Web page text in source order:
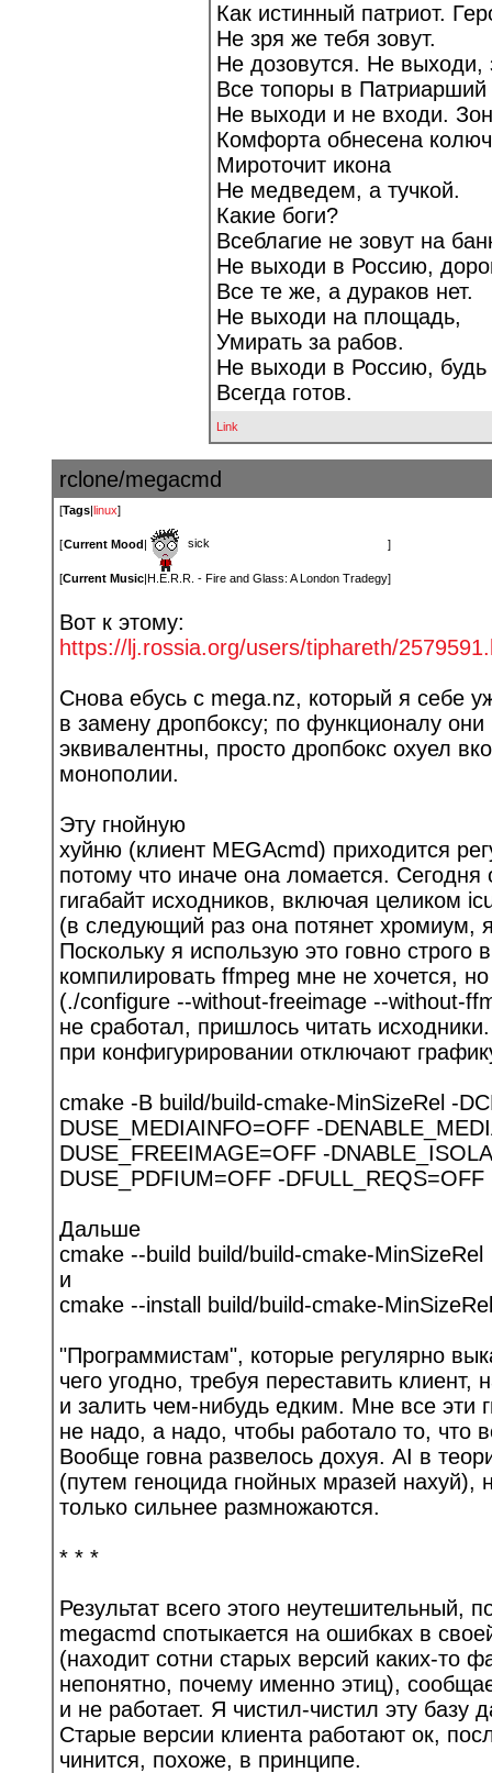
Как истинный патриот.
Не зря же тебя зовут.
Не дозовутся. Не выходи,
Все топоры в Патриарший
Не выходи и не входи.
Комфорта обнесена
Мироточит икона
Не медведем, а тучкой.
Какие боги?
Всеблагие не зовут на
Не выходи в Россию,
Все те же, а дураков нет.
Не выходи на площадь,
Умирать за рабов.
Не выходи в Россию,
Всегда готов.
Link
rclone/megacmd
[Tags|linux]
[Current Mood| sick ]
[Current Music|H.E.R.R. - Fire and Glass: A London Tradegy]
Вот к этому:
https://lj.rossia.org/users/tiphareth/2
Снова ебусь с mega.nz, который я себе
в замену дропбоксу; по функционалу
эквивалентны, просто дропбокс охуел
монополии.
Эту гнойную
хуйню (клиент MEGAcmd) приходится
потому что иначе она ломается. Сегодня
гигабайт исходников, включая целиком
(в следующий раз она потянет хромиум,
Поскольку я использую это говно строго
компилировать ffmpeg мне не хочется,
(./configure --without-freeimage --without-
не сработал, пришлось читать
при конфигурировании отключают
cmake -B build/build-cmake-MinSizeRel -
DUSE_MEDIAINFO=OFF -
DUSE_FREEIMAGE=OFF -
DUSE_PDFIUM=OFF -DFULL_REQS=OFF
Дальше
cmake --build build/build-cmake-MinSizeRel
и
cmake --install build/build-cmake-MinSizeRel
"Программистам", которые регулярно
чего угодно, требуя переставить клиент,
и залить чем-нибудь едким. Мне все эти
не надо, а надо, чтобы работало то, что
Вообще говна развелось дохуя. AI в
(путем геноцида гнойных мразей нахуй),
только сильнее размножаются.
* * *
Результат всего этого неутешительный,
megacmd спотыкается на ошибках в
(находит сотни старых версий каких-то
непонятно, почему именно этиц),
и не работает. Я чистил-чистил эту базу
Старые версии клиента работают ок,
чинится, похоже, в принципе.